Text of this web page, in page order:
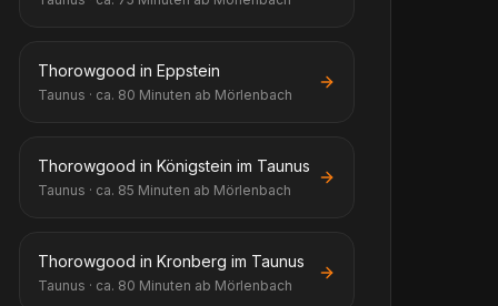
Thorowgood in Eppstein
Taunus · ca. 80 Minuten ab Mörlenbach
Thorowgood in Königstein im Taunus
Taunus · ca. 85 Minuten ab Mörlenbach
Thorowgood in Kronberg im Taunus
Taunus · ca. 80 Minuten ab Mörlenbach